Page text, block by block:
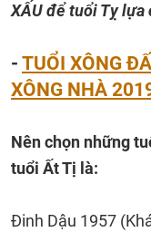
XẤU để tuổi Tỵ lựa
- TUỔI XÔNG
XÔNG NHÀ
Nên chọn những
tuổi Ất Tị là:
Đinh Dậu 1957